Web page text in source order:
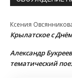
Ксения
Крылатское с
Александр Букреев
тематический